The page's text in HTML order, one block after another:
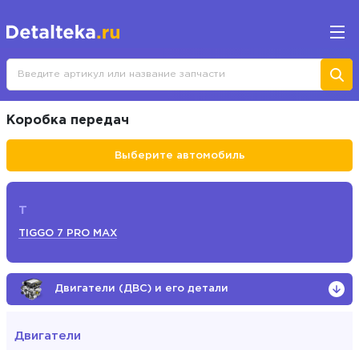
Коробка передач
Выберите автомобиль
T
TIGGO 7 PRO MAX
Двигатели (ДВС) и его детали
Двигатели